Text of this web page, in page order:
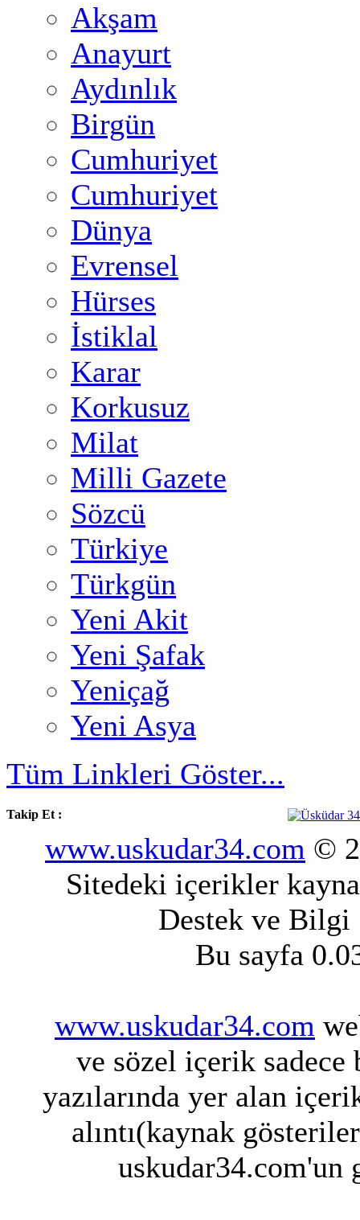
Akşam
Anayurt
Aydınlık
Birgün
Cumhuriyet
Cumhuriyet
Dünya
Evrensel
Hürses
İstiklal
Karar
Korkusuz
Milat
Milli Gazete
Sözcü
Türkiye
Türkgün
Yeni Akit
Yeni Şafak
Yeniçağ
Yeni Asya
Tüm Linkleri Göster...
Takip Et :
www.uskudar34.com ©
Sitedeki içerikler
Destek ve
Bu sayfa
www.uskudar34.com
ve sözel içerik sadece
yazılarında yer alan
alıntı(kaynak
uskudar34.com'un